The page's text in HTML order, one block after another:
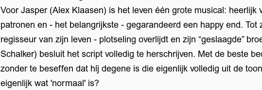
Voor Jasper (Alex Klaasen) is het leven één grote musical: heerlijk
patronen en - het belangrijkste - gegarandeerd een happy end.
regisseur van zijn leven - plotseling overlijdt en zijn “geslaagde”
Schalker) besluit het script volledig te herschrijven. Met de beste
zonder te beseffen dat híj degene is die eigenlijk volledig uit de
eigenlijk wat 'normaal' is?